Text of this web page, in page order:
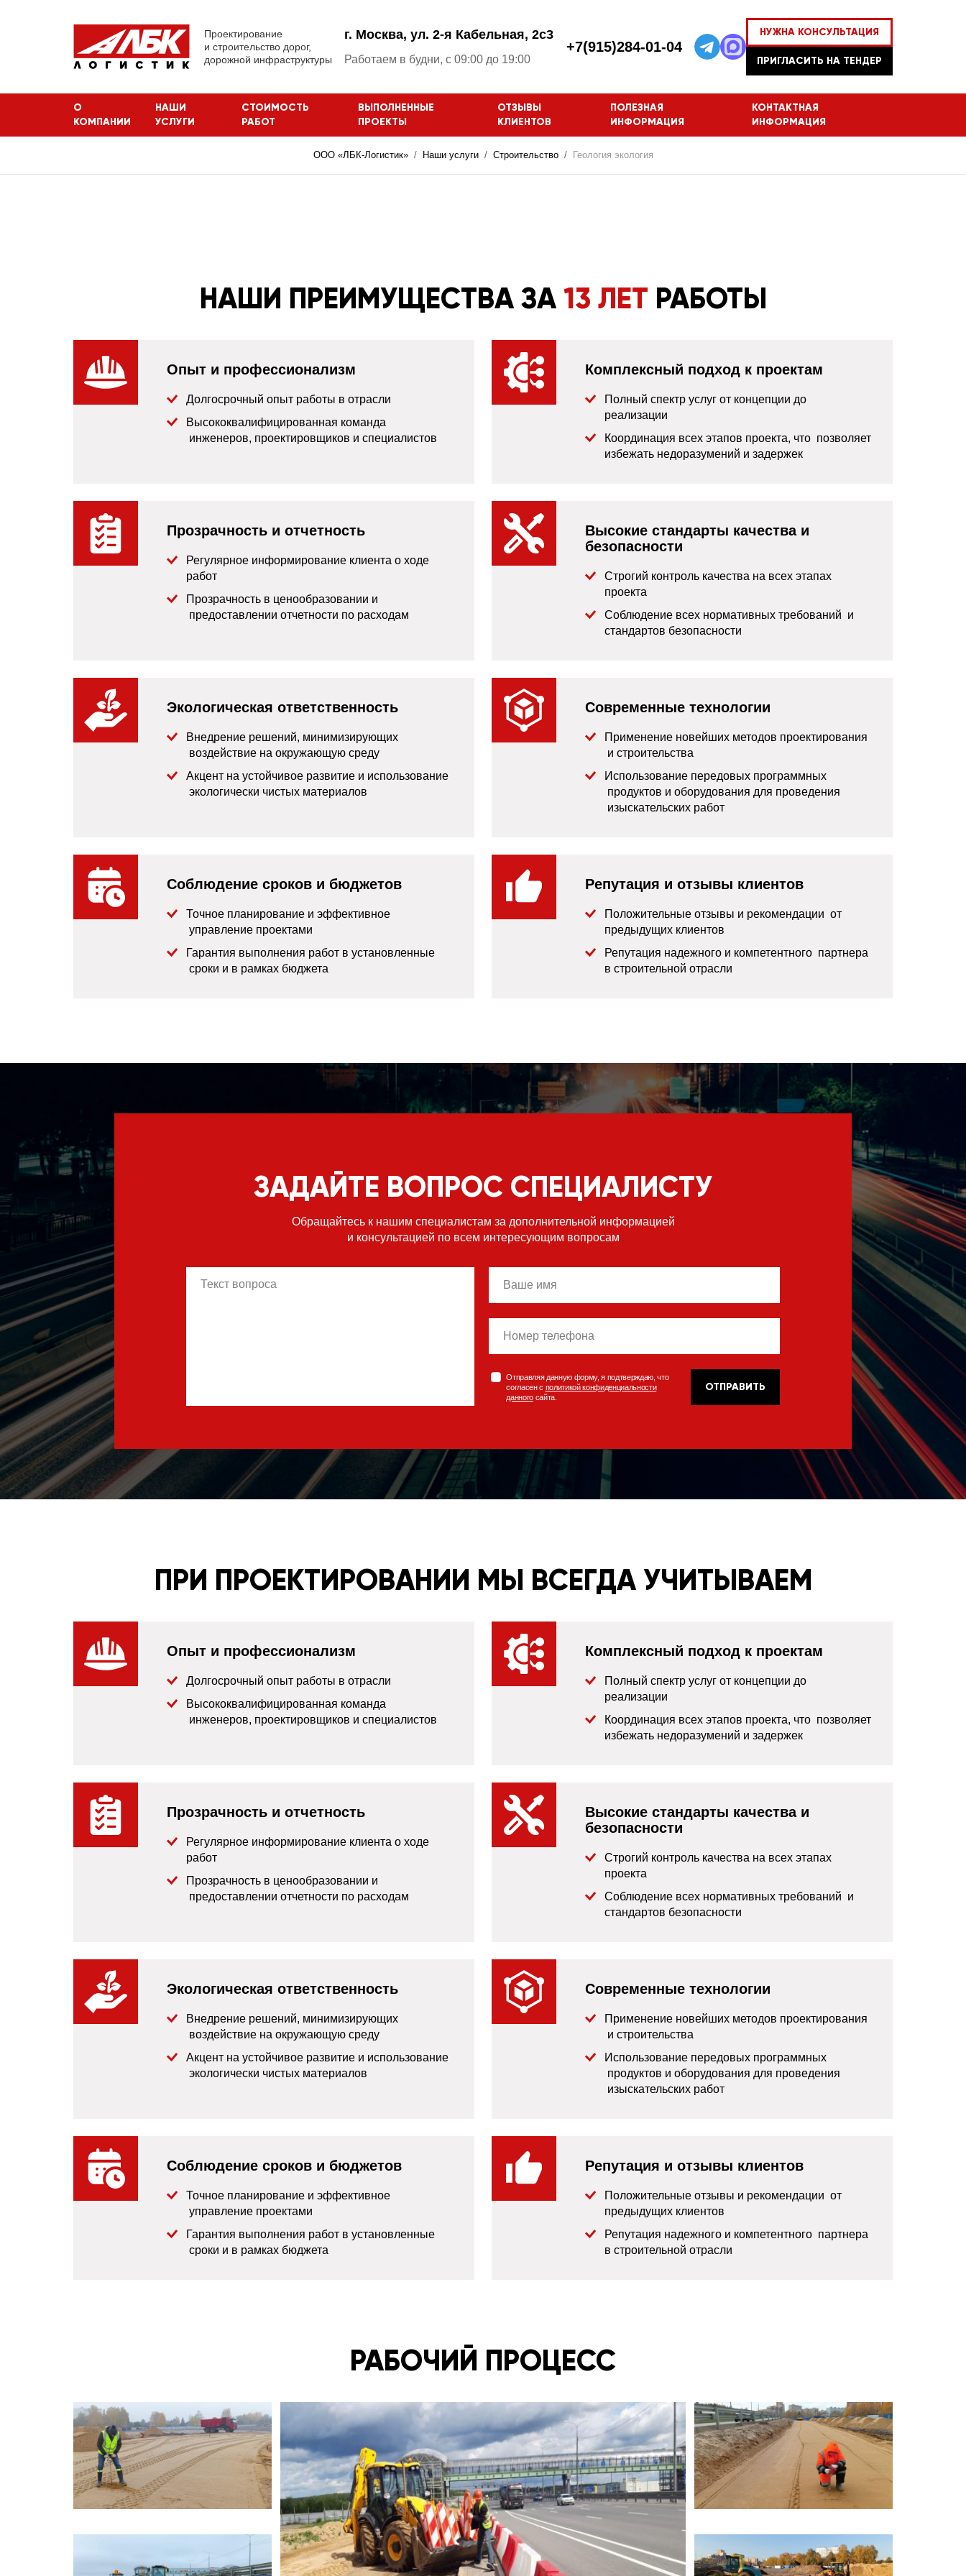
Проектирование
и строительство дорог,
дорожной инфраструктуры
г. Москва, ул. 2-я Кабельная, 2с3
Работаем в будни, с 09:00 до 19:00
+7(915)284-01-04
НУЖНА КОНСУЛЬТАЦИЯ
ПРИГЛАСИТЬ НА ТЕНДЕР
О
КОМПАНИИ
НАШИ
УСЛУГИ
СТОИМОСТЬ
РАБОТ
ВЫПОЛНЕННЫЕ
ПРОЕКТЫ
ОТЗЫВЫ
КЛИЕНТОВ
ПОЛЕЗНАЯ
ИНФОРМАЦИЯ
КОНТАКТНАЯ
ИНФОРМАЦИЯ
ООО «ЛБК-Логистик» Наши услуги Строительство Геология экология
НАШИ ПРЕИМУЩЕСТВА ЗА 13 ЛЕТ РАБОТЫ
Опыт и профессионализм
Долгосрочный опыт работы в отрасли
Высококвалифицированная команда
инженеров, проектировщиков и специалистов
Комплексный подход к проектам
Полный спектр услуг от концепции до
реализации
Координация всех этапов проекта, что позволяет
избежать недоразумений и задержек
Прозрачность и отчетность
Регулярное информирование клиента о ходе
работ
Прозрачность в ценообразовании и
предоставлении отчетности по расходам
Высокие стандарты качества и
безопасности
Строгий контроль качества на всех этапах
проекта
Соблюдение всех нормативных требований и
стандартов безопасности
Экологическая ответственность
Внедрение решений, минимизирующих
воздействие на окружающую среду
Акцент на устойчивое развитие и использование
экологически чистых материалов
Современные технологии
Применение новейших методов проектирования
и строительства
Использование передовых программных
продуктов и оборудования для проведения
изыскательских работ
Соблюдение сроков и бюджетов
Точное планирование и эффективное
управление проектами
Гарантия выполнения работ в установленные
сроки и в рамках бюджета
Репутация и отзывы клиентов
Положительные отзывы и рекомендации от
предыдущих клиентов
Репутация надежного и компетентного партнера
в строительной отрасли
ЗАДАЙТЕ ВОПРОС СПЕЦИАЛИСТУ
Обращайтесь к нашим специалистам за дополнительной информацией
и консультацией по всем интересующим вопросам
Отправляя данную форму, я подтверждаю, что
согласен с политикой конфиденциальности
данногосайта.
ОТПРАВИТЬ
ПРИ ПРОЕКТИРОВАНИИ МЫ ВСЕГДА УЧИТЫВАЕМ
Опыт и профессионализм
Долгосрочный опыт работы в отрасли
Высококвалифицированная команда
инженеров, проектировщиков и специалистов
Комплексный подход к проектам
Полный спектр услуг от концепции до
реализации
Координация всех этапов проекта, что позволяет
избежать недоразумений и задержек
Прозрачность и отчетность
Регулярное информирование клиента о ходе
работ
Прозрачность в ценообразовании и
предоставлении отчетности по расходам
Высокие стандарты качества и
безопасности
Строгий контроль качества на всех этапах
проекта
Соблюдение всех нормативных требований и
стандартов безопасности
Экологическая ответственность
Внедрение решений, минимизирующих
воздействие на окружающую среду
Акцент на устойчивое развитие и использование
экологически чистых материалов
Современные технологии
Применение новейших методов проектирования
и строительства
Использование передовых программных
продуктов и оборудования для проведения
изыскательских работ
Соблюдение сроков и бюджетов
Точное планирование и эффективное
управление проектами
Гарантия выполнения работ в установленные
сроки и в рамках бюджета
Репутация и отзывы клиентов
Положительные отзывы и рекомендации от
предыдущих клиентов
Репутация надежного и компетентного партнера
в строительной отрасли
РАБОЧИЙ ПРОЦЕСС